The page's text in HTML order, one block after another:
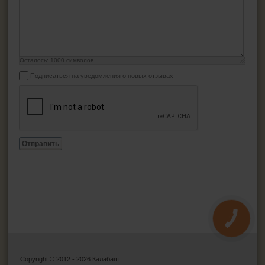
Осталось: 1000 символов
Подписаться на уведомления о новых отзывах
Отправить
Copyright © 2012 - 2026 Калабаш.
КНОПКА
ЗВ'ЯЗКУ